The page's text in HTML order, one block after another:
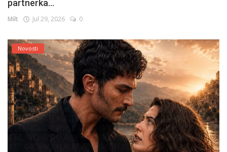
partnerka...
Milt Jul 29, 2026 0
Novosti